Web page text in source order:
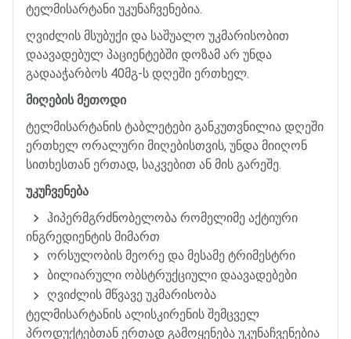
ტელმისარტანი უკუნაჩვენებია.
ღვიძლის მსუბუქი და საშუალო უკმარისობით
დაავადებულ პაციენტებში დოზამ არ უნდა
გადააჭარბოს 40მგ-ს დღეში ერთხელ.
მიღების მეთოდი
ტელმისარტანის ტაბლეტები განკუთვნილია დღეში
ერთხელ ორალური მიღებისთვის, უნდა მიიღონ
სითხესთან ერთად, საკვებით ან მის გარეშე.
უკუჩვენება
ჰიპერმგრძნობელობა რომელიმე აქტიური
ინგრედიენტის მიმართ
ორსულობის მეორე და მესამე ტრიმესტრი
ბილიარული ობსტრუქციული დაავადებები
ღვიძლის მწვავე უკმარისობა
ტელმისარტანის ალისკირენის შემცველ
პროდუქტებთან ერთად გამოყენება უკუნაჩვენებია